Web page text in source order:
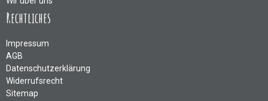
Rechtliches
Impressum
AGB
Datenschutzerklärung
Widerrufsrecht
Sitemap